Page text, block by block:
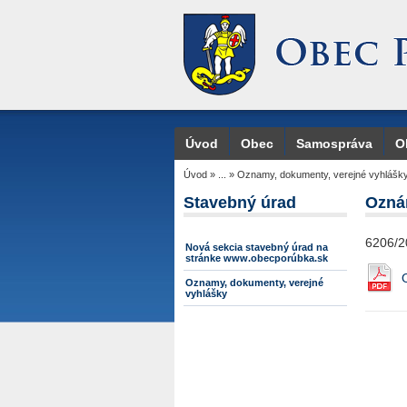
Úvod Obec Samospráva
Úvod » » Oznamy, dokumenty, verejné
Stavebný úrad
Nová sekcia stavebný úrad na
stránke www.obecporúbka.sk
Oznamy, dokumenty, verejné
vyhlášky
6206/